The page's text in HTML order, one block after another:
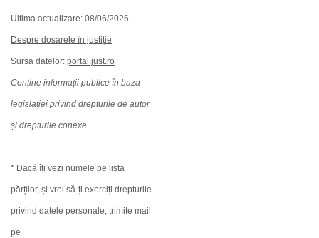
Ultima actualizare: 08/06/2026
Despre dosarele în justiție
Sursa datelor: portal.just.ro
Conține informații publice în baza
legislației privind drepturile de autor
și drepturile conexe
* Dacă îți vezi numele pe lista
părților, și vrei să-ți exerciți drepturile
privind datele personale, trimite mail
pe